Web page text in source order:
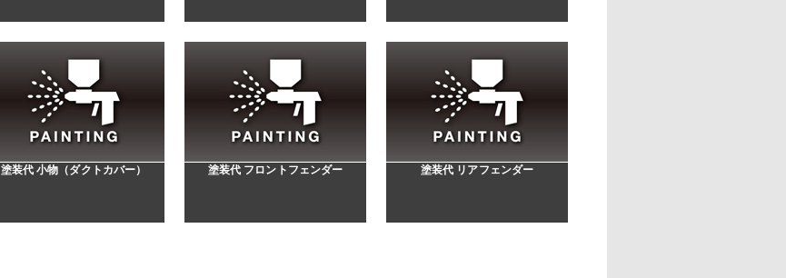
塗装代 小物（ダクトカバー） 塗装代 フロントフェンダー 塗装代 リアフェンダー